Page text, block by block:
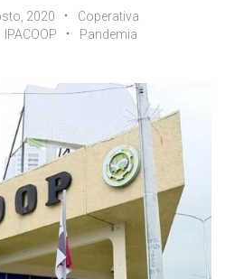
2020
Coperativa
IPACOOP
Pandemia